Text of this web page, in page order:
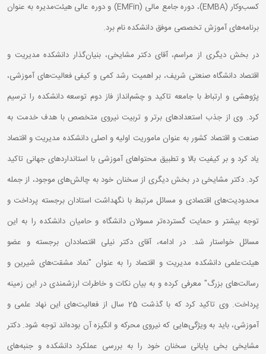
کسب‌وکار (EMBA)، دوره جامع مالی (EMFin) و دوره عالی هیئت‌مدیره به عنوان
برنامه‌های آموزش تخصصی موفق دانشکده نام برد.
در بخش دیگری از مراسم، آقای دکتر مشایخی، بنیان‌گذار دانشکده مدیریت و
اقتصاد دانشگاه صنعتی شریف، بر اهمیت رشد کمی و کیفی فعالیت‌های آموزشی،
پژوهشی و ارتباط با جامعه تاکید و چشم‌انداز فاز دوم توسعه دانشکده را ترسیم
کرد. وی از جذب استعدادهای برتر و تربیت نیروی متخصص با هدف خدمت به
صنعت و اقتصاد کشور به عنوان ماموریت اولیه و اصلی دانشکده مدیریت و اقتصاد
یاد کرد و بر کیفیت بالا و تطبیق محتواهای آموزشی با استانداردهای جهانی تاکید
کرد. دکتر مشایخی در بخش دیگری از سخنان خود به چالش‌های موجود، از جمله
محدودیت‌های اقتصادی و مسائل مرتبط با نگهداشت استادان برجسته پرداخت و
توجه بیشتر و حمایت گسترده‌تر مسولان دانشگاه و حامیان دانشکده را به این
مسائل خواستار شد. در ادامه، آقای دکتر نیلی اقتصاددان برجسته و عضو
هیئت‌علمی دانشکده مدیریت و اقتصاد را به عنوان "نماد مشقت‌های شیرین و
رسالت‌های بزرگ" معرفی کرده و به بیان نکات و خاطرات ارزشمندی در این زمینه
پرداخت. وی تاکید کرد که با گذشت 25 سال از فعالیت‌های این نهاد علمی و
آموزشی، باید به ویژگی‌هایی که نیروی محرکه و انگیزه آن بوده‌اند توجه شود. دکتر
مشایخی بخی پایانی سخنان خود را به بررسی عملکرد دانشکده و جنبه‌های